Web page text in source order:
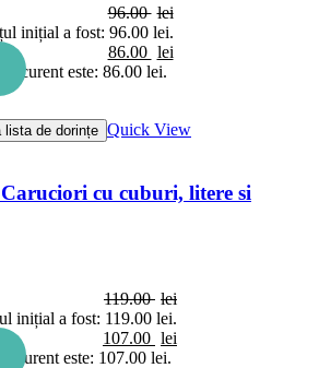
96.00 lei
inițial a fost: 96.00 lei.
86.00 lei
curent este: 86.00 lei.
lista de dorințe Quick View
cu cuburi, litere si
119.00 lei
inițial a fost: 119.00 lei.
107.00 lei
curent este: 107.00 lei.